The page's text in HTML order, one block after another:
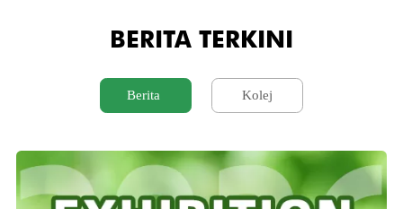
BERITA TERKINI
Berita Kolej